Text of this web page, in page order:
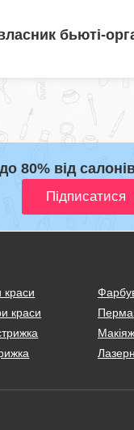
бьюті-
80% від
краси
краси
Макіяж